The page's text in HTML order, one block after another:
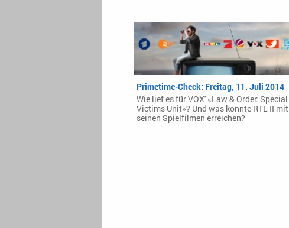
Primetime-Check: Freitag, 11. Juli 2014
Wie lief es für VOX' «Law & Order: Special
Victims Unit»? Und was konnte RTL II mit
seinen Spielfilmen erreichen?